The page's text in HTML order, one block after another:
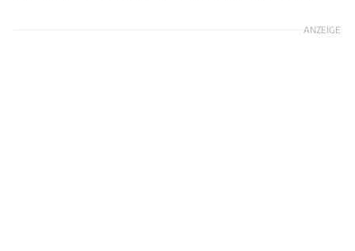
ANZEIGE